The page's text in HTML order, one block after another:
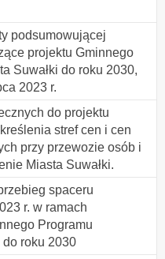
podsumowującej
projektu Gminnego
Suwałki do roku 2030,
2023 r.
do projektu
stref cen i cen
przy przewozie osób i
Miasta Suwałki.
spaceru
r. w ramach
Programu
do roku 2030